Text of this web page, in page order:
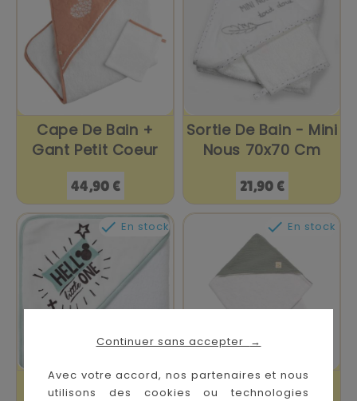
Continuer sans accepter →
Avec votre accord, nos partenaires et nous
utilisons des cookies ou technologies
Cape De Bain +
Gant Petit Coeur
Prix
44,90 €
Sortie De Bain - Mini
Nous 70x70 Cm
Prix
21,90 €
 En stock
Sortie De Bain
 En stock
Cape De Bain Uni